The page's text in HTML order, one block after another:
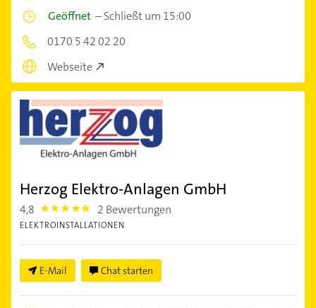
Geöffnet –Schließt um 15:00
0170 5 42 02 20
Webseite
Herzog Elektro-Anlagen GmbH
4,8 4.8 2 Bewertungen
ELEKTROINSTALLATIONEN
E-Mail Chat starten